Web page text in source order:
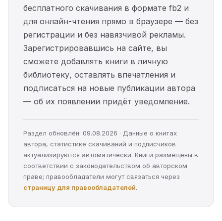
бесплатного скачивания в формате fb2 и
для онлайн-чтения прямо в браузере — без
регистрации и без навязчивой рекламы.
Зарегистрировавшись на сайте, вы
сможете добавлять книги в личную
библиотеку, оставлять впечатления и
подписаться на новые публикации автора
— об их появлении придёт уведомление.
Раздел обновлён: 09.08.2026 · Данные о книгах
автора, статистике скачиваний и подписчиков
актуализируются автоматически. Книги размещены в
соответствии с законодательством об авторском
праве; правообладатели могут связаться через
страницу для правообладателей.